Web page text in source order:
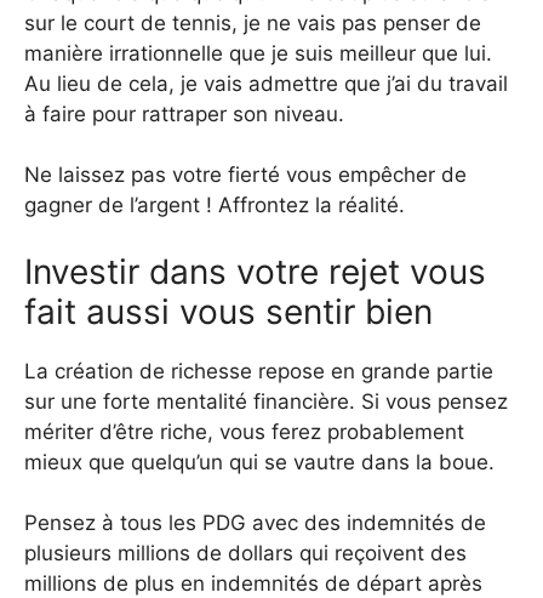
sur le court de tennis, je ne vais pas penser de
manière irrationnelle que je suis meilleur que lui.
Au lieu de cela, je vais admettre que j’ai du travail
à faire pour rattraper son niveau.
Ne laissez pas votre fierté vous empêcher de
gagner de l’argent ! Affrontez la réalité.
Investir dans votre rejet vous
fait aussi vous sentir bien
La création de richesse repose en grande partie
sur une forte mentalité financière. Si vous pensez
mériter d’être riche, vous ferez probablement
mieux que quelqu’un qui se vautre dans la boue.
Pensez à tous les PDG avec des indemnités de
plusieurs millions de dollars qui reçoivent des
millions de plus en indemnités de départ après